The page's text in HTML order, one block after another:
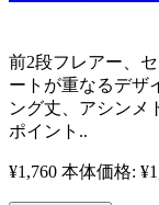
前2段フレアー、
ートが重なるデザ
ング丈、アシンメ
ポイント..
¥1,760 本体価格: